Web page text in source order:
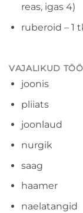
reas, igas 4)
ruberoid – 1
VAJALIKUD
joonis
pliiats
joonlaud
nurgik
saag
haamer
naelatangid